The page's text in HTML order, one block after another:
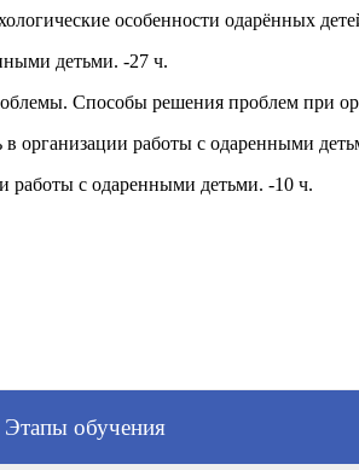
особенности одарённых
детьми. -27 ч.
Способы решения проблем при
организации работы с одаренными
работы с одаренными детьми. -10 ч.
Этапы обучения